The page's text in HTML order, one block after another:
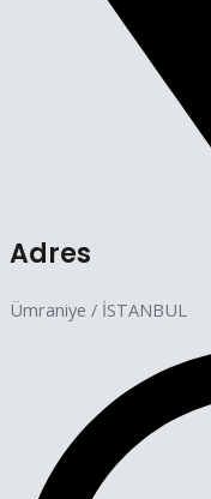
Adres
Ümraniye / İSTANBUL